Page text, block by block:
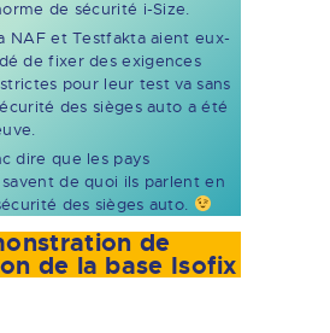
de sécurité i-Size.
NAF et Testfakta aient eux-
de fixer des exigences
pour leur test va sans
des sièges auto a été
dire que les pays
savent de quoi ils parlent en
des sièges auto.
de
de la base Isofix